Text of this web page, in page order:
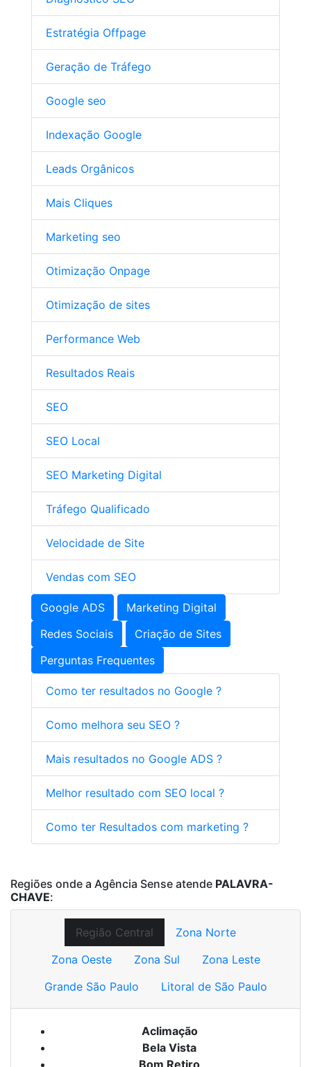
Estratégia Offpage
Geração de Tráfego
Google seo
Indexação Google
Leads Orgânicos
Mais Cliques
Marketing seo
Otimização Onpage
Otimização de sites
Performance Web
Resultados Reais
SEO
SEO Local
SEO Marketing Digital
Tráfego Qualificado
Velocidade de Site
Vendas com SEO
Google ADS
Marketing Digital
Redes Sociais
Criação de Sites
Perguntas Frequentes
Como ter resultados no Google ?
Como melhora seu SEO ?
Mais resultados no Google ADS ?
Melhor resultado com SEO local ?
Como ter Resultados com marketing ?
Regiões onde a Agência Sense atende PALAVRA-
CHAVE:
Região Central
Zona Norte
Zona Oeste
Zona Sul
Zona Leste
Grande São Paulo
Litoral de São Paulo
Aclimação
Bela Vista
Bom Retiro